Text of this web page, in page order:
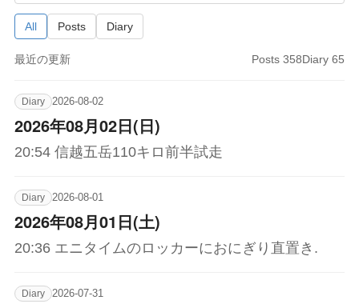
All Posts Diary
最近の更新 Posts 358Diary 65
Diary 2026-08-02
2026年08月02日(日)
20:54 信越五岳110キロ前半試走
Diary 2026-08-01
2026年08月01日(土)
20:36 エニタイムのロッカーにおにぎり直置き.
Diary 2026-07-31